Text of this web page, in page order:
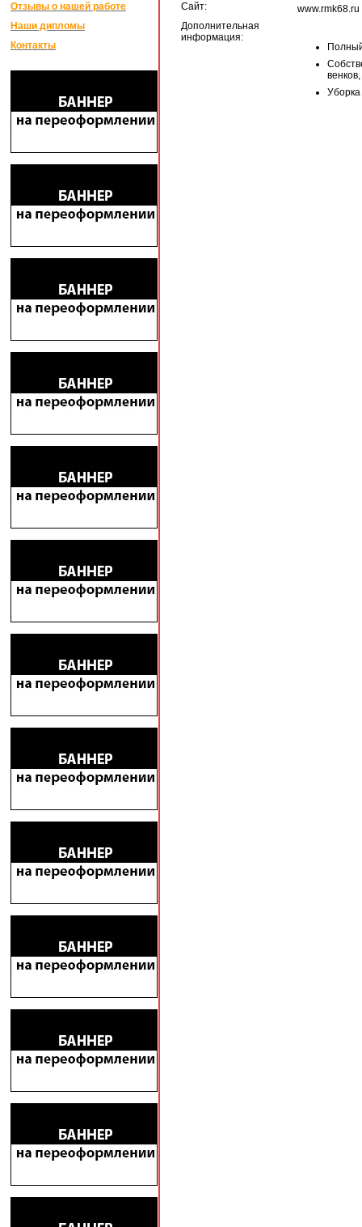
Отзывы о нашей работе
Наши дипломы
Контакты
Сайт:
www.rmk68.ru
Дополнительная
информация: